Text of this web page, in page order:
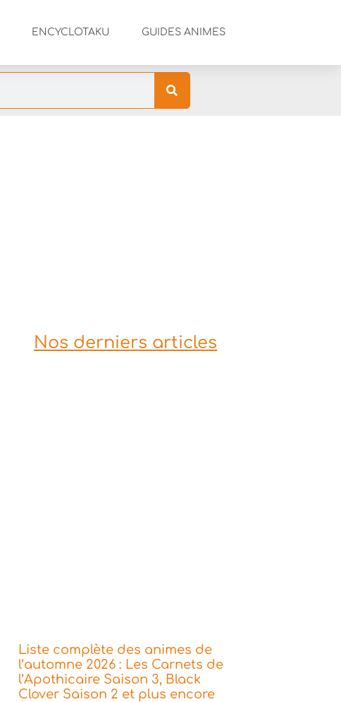
ENCYCLOTAKU GUIDES ANIMES
Nos derniers articles
Liste complète des animes de
l’automne 2026 : Les Carnets de
l’Apothicaire Saison 3, Black
Clover Saison 2 et plus encore